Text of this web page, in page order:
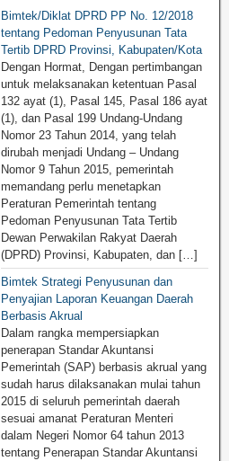
Bimtek/Diklat DPRD PP No. 12/2018
tentang Pedoman Penyusunan Tata
Tertib DPRD Provinsi, Kabupaten/Kota
Dengan Hormat, Dengan pertimbangan
untuk melaksanakan ketentuan Pasal
132 ayat (1), Pasal 145, Pasal 186 ayat
(1), dan Pasal 199 Undang-Undang
Nomor 23 Tahun 2014, yang telah
dirubah menjadi Undang – Undang
Nomor 9 Tahun 2015, pemerintah
memandang perlu menetapkan
Peraturan Pemerintah tentang
Pedoman Penyusunan Tata Tertib
Dewan Perwakilan Rakyat Daerah
(DPRD) Provinsi, Kabupaten, dan […]
Bimtek Strategi Penyusunan dan
Penyajian Laporan Keuangan Daerah
Berbasis Akrual
Dalam rangka mempersiapkan
penerapan Standar Akuntansi
Pemerintah (SAP) berbasis akrual yang
sudah harus dilaksanakan mulai tahun
2015 di seluruh pemerintah daerah
sesuai amanat Peraturan Menteri
dalam Negeri Nomor 64 tahun 2013
tentang Penerapan Standar Akuntansi